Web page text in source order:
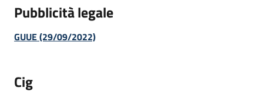
Pubblicità legale
GUUE (29/09/2022)
Cig